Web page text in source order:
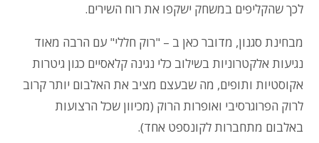
לכך שהקליפים במשחק ישקפו את רוח השירים.
מבחינת סגנון, מדובר כאן ב – "רוק חללי" עם הרבה מאוד
נגיעות אלקטרוניות בשילוב כלי נגינה קלאסיים כגון גיטרות
אקוסטיות ותופים, מה שבעצם מציב את האלבום יותר קרוב
לרוק הפרוגרסיבי ואופרות הרוק (מכיוון שכל הרצועות
באלבום מתחברות לקונספט אחד).